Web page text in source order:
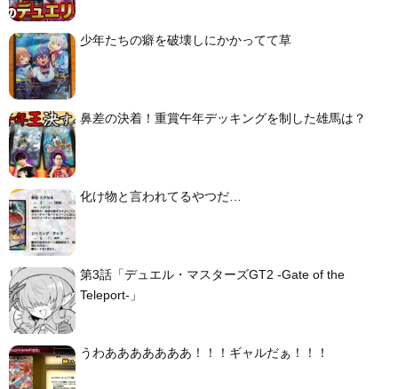
少年たちの癖を破壊しにかかってて草
鼻差の決着！重賞午年デッキングを制した雄馬は？
化け物と言われてるやつだ…
第3話「デュエル・マスターズGT2 -Gate of the
Teleport-」
うわあああああああ！！！ギャルだぁ！！！